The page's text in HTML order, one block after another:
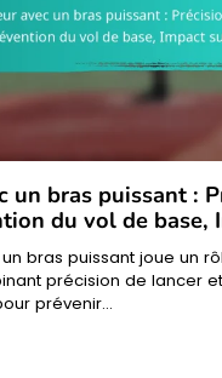
un bras puissant :
du vol de base,
bras puissant joue un
précision de lancer
prévenir…